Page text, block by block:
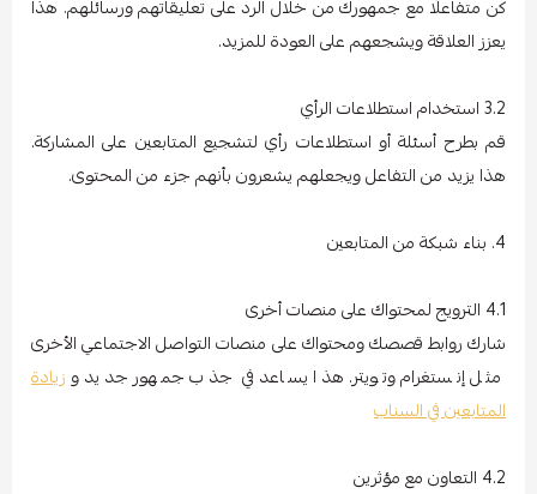
كن متفاعلًا مع جمهورك من خلال الرد على تعليقاتهم ورسائلهم. هذا
يعزز العلاقة ويشجعهم على العودة للمزيد.
3.2 استخدام استطلاعات الرأي
قم بطرح أسئلة أو استطلاعات رأي لتشجيع المتابعين على المشاركة.
هذا يزيد من التفاعل ويجعلهم يشعرون بأنهم جزء من المحتوى.
4. بناء شبكة من المتابعين
4.1 الترويج لمحتواك على منصات أخرى
شارك روابط قصصك ومحتواك على منصات التواصل الاجتماعي الأخرى
مثل إنستغرام وتويتر. هذا يساعد في جذب جمهور جديد و زيادة
المتابعين في السناب
4.2 التعاون مع مؤثرين